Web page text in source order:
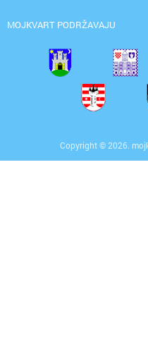
MOJKVART PODRŽAVAJU
Copyright © 2026.